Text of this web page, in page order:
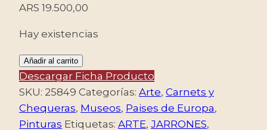
ARS 19.500,00
Hay existencias
SUECIA/SELLOS,
1992
-
PINTURAS
-
Añadir al carrito
Descargar Ficha Producto
SKU: 25849 Categorías: Arte, Carnets y
Chequeras, Museos, Paises de Europa,
Pinturas Etiquetas: ARTE, JARRONES,